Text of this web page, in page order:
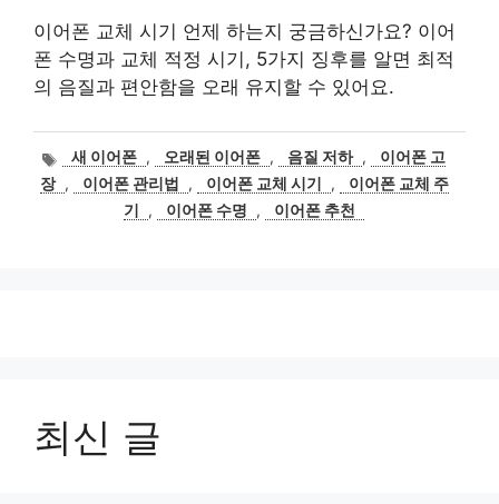
이어폰 교체 시기 언제 하는지 궁금하신가요? 이어
폰 수명과 교체 적정 시기, 5가지 징후를 알면 최적
의 음질과 편안함을 오래 유지할 수 있어요.
태새 이어폰 , 오래된 이어폰 , 음질 저하 ,
이어폰 고
장 , 이어폰 관리법 , 이어폰 교체 시기 ,
이어폰 교체 주
기
, 이어폰 수명 , 이어폰 추천
최신 글